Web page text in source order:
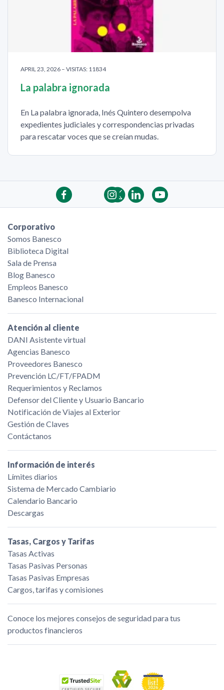
APRIL 23, 2026 – VISITAS: 11834
La palabra ignorada
En La palabra ignorada, Inés Quintero desempolva
expedientes judiciales y correspondencias privadas
para rescatar voces que se creían mudas.
Corporativo
Somos Banesco
Biblioteca Digital
Sala de Prensa
Blog Banesco
Empleos Banesco
Banesco Internacional
Atención al cliente
DANI Asistente virtual
Agencias Banesco
Proveedores Banesco
Prevención LC/FT/FPADM
Requerimientos y Reclamos
Defensor del Cliente y Usuario Bancario
Notificación de Viajes al Exterior
Gestión de Claves
Contáctanos
Información de interés
Límites diarios
Sistema de Mercado Cambiario
Calendario Bancario
Descargas
Tasas, Cargos y Tarifas
Tasas Activas
Tasas Pasivas Personas
Tasas Pasivas Empresas
Cargos, tarifas y comisiones
Conoce los mejores consejos de seguridad para tus
productos financieros